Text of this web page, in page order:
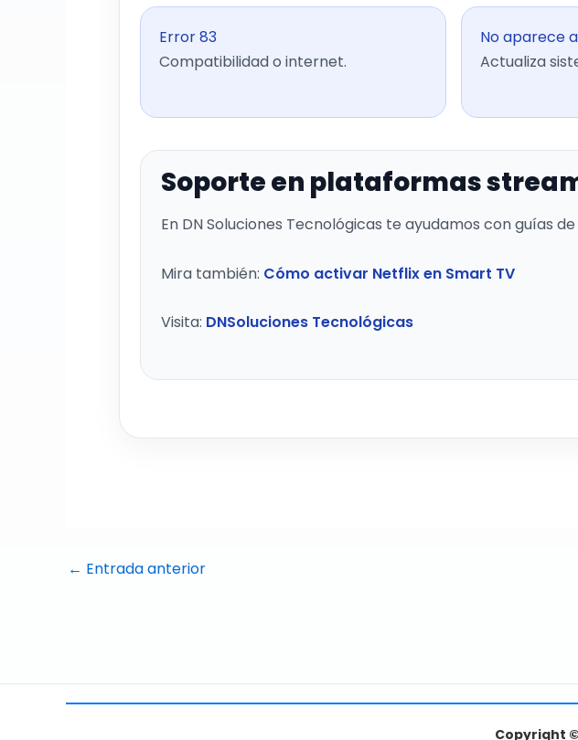
Error 83
Compatibilidad o internet.
No aparece
Actualiza
Soporte en plataformas
En DN Soluciones Tecnológicas te ayudamos con guías
Mira también: Cómo activar Netflix en Smart TV
Visita: DNSoluciones Tecnológicas
← Entrada anterior
Copyright ©